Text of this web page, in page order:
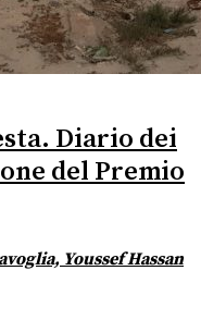
Diario dei
del Premio
Youssef Hassan